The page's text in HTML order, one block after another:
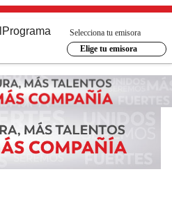
Programa
Selecciona tu emisora
Elige tu emisora